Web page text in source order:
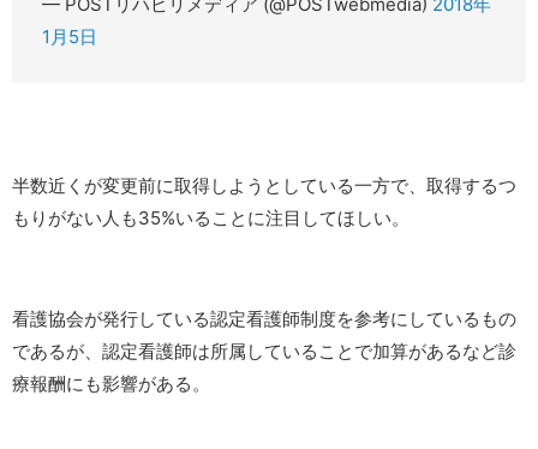
— POSTリハビリメディア (@POSTwebmedia) 2018年
1月5日
半数近くが変更前に取得しようとしている一方で、取得するつ
もりがない人も35%いることに注目してほしい。
看護協会が発行している認定看護師制度を参考にしているもの
であるが、認定看護師は所属していることで加算があるなど診
療報酬にも影響がある。